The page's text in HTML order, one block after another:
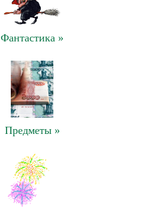
Фантастика »
Предметы »